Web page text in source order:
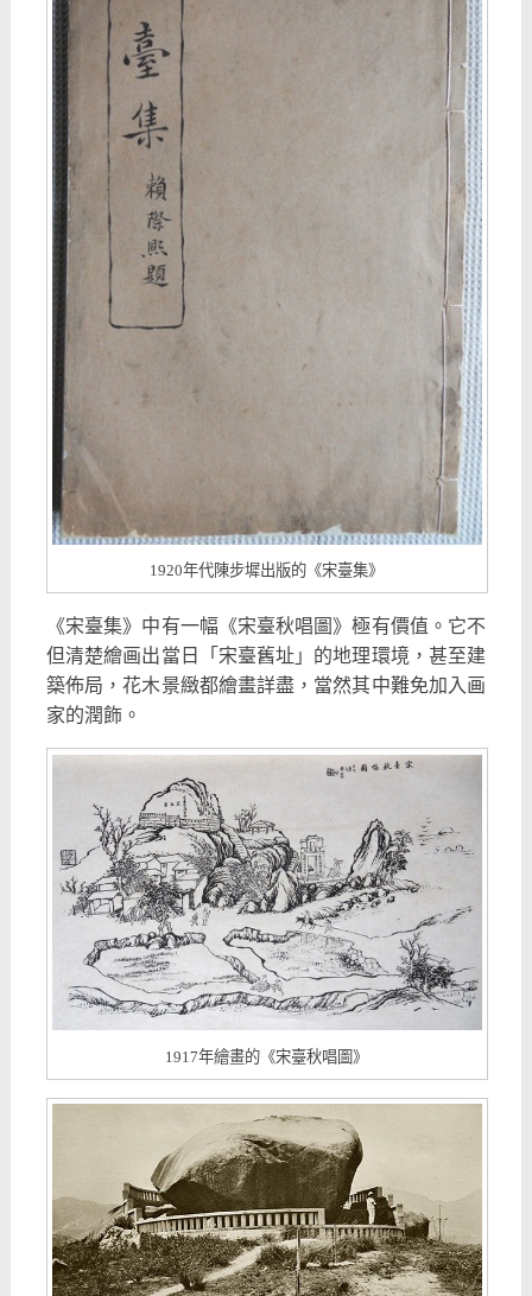
1920年代陳步墀出版的《宋臺集》
《宋臺集》中有一幅《宋臺秋唱圖》極有價值。它不
但清楚繪画出當日「宋臺舊址」的地理環境，甚至建
築佈局，花木景緻都繪畫詳盡，當然其中難免加入画
家的潤飾。
1917年繪畫的《宋臺秋唱圖》